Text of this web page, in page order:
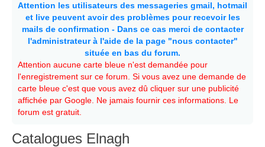
Attention les utilisateurs des messageries gmail, hotmail
et live peuvent avoir des problèmes pour recevoir les
mails de confirmation - Dans ce cas merci de contacter
l'administrateur à l'aide de la page "nous contacter"
située en bas du forum.
Attention aucune carte bleue n'est demandée pour
l'enregistrement sur ce forum. Si vous avez une demande de
carte bleue c'est que vous avez dû cliquer sur une publicité
affichée par Google. Ne jamais fournir ces informations. Le
forum est gratuit.
Catalogues Elnagh